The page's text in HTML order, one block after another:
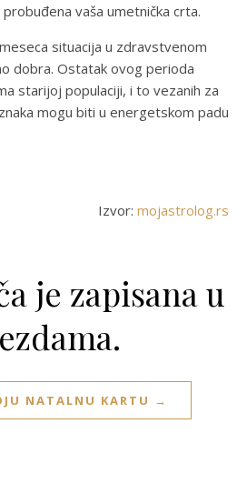
vaša umetnička crta.
situacija u zdravstvenom
dobra. Ostatak ovog perioda
starijoj populaciji, i to vezanih za
mogu biti u energetskom padu
Izvor: mojastrolog.rs
je zapisana u
NATALNU KARTU →